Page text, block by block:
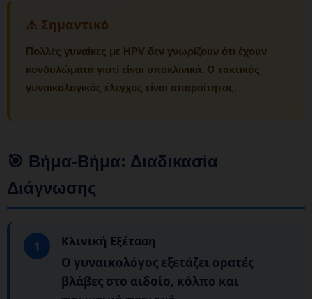
⚠️ Σημαντικό
Πολλές γυναίκες με HPV δεν γνωρίζουν ότι έχουν
κονδυλώματα γιατί είναι υποκλινικά. Ο τακτικός
γυναικολογικός έλεγχος είναι απαραίτητος.
🎯 Βήμα-Βήμα: Διαδικασία
Διάγνωσης
1 Κλινική Εξέταση
Ο γυναικολόγος εξετάζει ορατές
βλάβες στο αιδοίο, κόλπο και